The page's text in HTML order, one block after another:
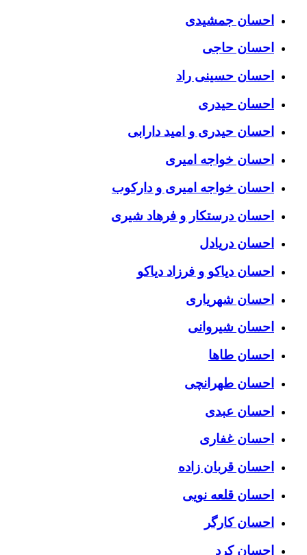
احسان جمشیدی
احسان حاجی
احسان حسینی راد
احسان حیدری
احسان حیدری و امید دارابی
احسان خواجه امیری
احسان خواجه امیری و دارکوب
احسان درستكار و فرهاد شيرى
احسان دریادل
احسان دیاکو و فرزاد دیاکو
احسان شهریاری
احسان شیروانی
احسان طاها
احسان طهرانچی
احسان عبدی
احسان غفاری
احسان قربان زاده
احسان قلعه نویی
احسان کارگر
احسان کرد